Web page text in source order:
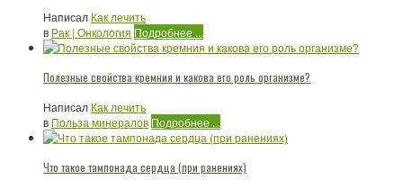
Написал Как лечить
в Рак | Онкология Подробнее ...
Полезные свойства кремния и какова его роль организме?
Написал Как лечить
в Польза минералов Подробнее ...
Что такое тампонада сердца (при ранениях)